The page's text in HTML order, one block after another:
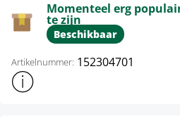
Momenteel erg
te zijn
Beschikbaar
Artikelnummer: 152304701
Toon meer productinformatie